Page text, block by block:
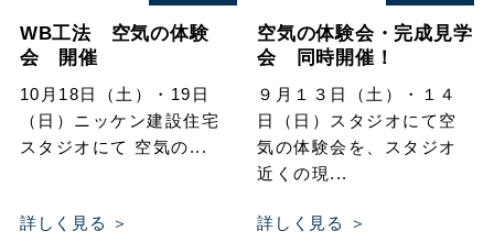
WB工法 空気の体験
会 開催
10月18日（土）・19日
（日）ニッケン建設住宅
スタジオにて 空気の...
詳しく見る ＞
空気の体験会・完成見学
会 同時開催！
９月１３日（土）・１４
日（日）スタジオにて空
気の体験会を、スタジオ
近くの現...
詳しく見る ＞